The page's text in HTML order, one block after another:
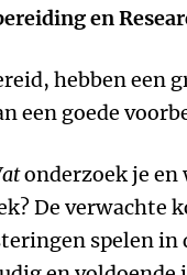
en
hebben een
een goede
onderzoek je en
De verwachte
spelen in